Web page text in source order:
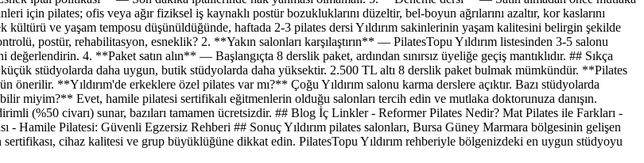
için pilates; ofis veya ağır fiziksel iş kaynaklı postür bozukluklarını düzeltir, bel-boyun ağrılarını azaltır, kor kaslarını
ve yaşam temposu düşünüldüğünde, haftada 2-3 pilates dersi Yıldırım sakinlerinin yaşam kalitesini belirgin şekilde
postür, rehabilitasyon, esneklik? 2. **Yakın salonları karşılaştırın** — PilatesTopu Yıldırım listesinden 3-5 salonu
4. **Paket satın alın** — Başlangıçta 8 derslik paket, ardından sınırsız üyeliğe geçiş mantıklıdır. ## Sıkça
stüdyolarda daha uygun, butik stüdyolarda daha yüksektir. 2.500 TL altı 8 derslik paket bulmak mümkündür. **Pilates
**Yıldırım'de erkeklere özel pilates var mı?** Çoğu Yıldırım salonu karma derslere açıktır. Bazı stüdyolarda
miyim?** Evet, hamile pilatesi sertifikalı eğitmenlerin olduğu salonları tercih edin ve mutlaka doktorunuza danışın.
(%50 civarı) sunar, bazıları tamamen ücretsizdir. ## Blog İç Linkler - Reformer Pilates Nedir? Mat Pilates ile Farkları -
Hamile Pilatesi: Güvenli Egzersiz Rehberi ## Sonuç Yıldırım pilates salonları, Bursa Güney Marmara bölgesinin gelişen
cihaz kalitesi ve grup büyüklüğüne dikkat edin. PilatesTopu Yıldırım rehberiyle bölgenizdeki en uygun stüdyoyu